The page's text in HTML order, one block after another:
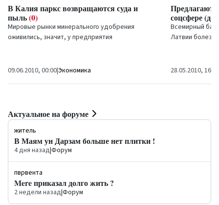
В Калия паркс возвращаются суда и
пыль(0)
Мировые рынки минерального удобрения
оживились, значит, у предприятия
09.06.2010, 00:00|Экономика
Предлагают
соцсфере
Всемирный
Латвии
28.05.2010, 16:45
Актуальное на форуме
житель
В Маям ун Дарзам больше нет плитки !
4 дня назад|Форум
пврвента
Mere приказал долго жить ?
2 недели назад|Форум